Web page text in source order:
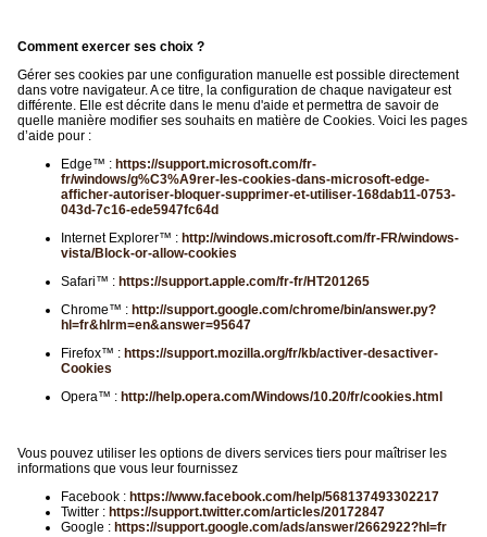
Comment exercer ses choix ?
Gérer ses cookies par une configuration manuelle est possible directement
dans votre navigateur. A ce titre, la configuration de chaque navigateur est
différente. Elle est décrite dans le menu d'aide et permettra de savoir de
quelle manière modifier ses souhaits en matière de Cookies. Voici les pages
d’aide pour :
Edge™ : https://support.microsoft.com/fr-
fr/windows/g%C3%A9rer-les-cookies-dans-microsoft-edge-
afficher-autoriser-bloquer-supprimer-et-utiliser-168dab11-0753-
043d-7c16-ede5947fc64d
Internet Explorer™ : http://windows.microsoft.com/fr-FR/windows-
vista/Block-or-allow-cookies
Safari™ : https://support.apple.com/fr-fr/HT201265
Chrome™ : http://support.google.com/chrome/bin/answer.py?
hl=fr&hlrm=en&answer=95647
Firefox™ : https://support.mozilla.org/fr/kb/activer-desactiver-
Cookies
Opera™ : http://help.opera.com/Windows/10.20/fr/cookies.html
Vous pouvez utiliser les options de divers services tiers pour maîtriser les
informations que vous leur fournissez
Facebook : https://www.facebook.com/help/568137493302217
Twitter : https://support.twitter.com/articles/20172847
Google : https://support.google.com/ads/answer/2662922?hl=fr